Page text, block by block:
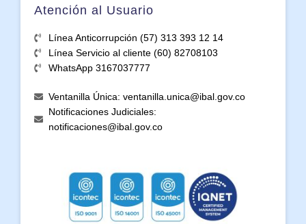
Atención al Usuario
Línea Anticorrupción (57) 313 393 12 14
Línea Servicio al cliente (60) 82708103
WhatsApp 3167037777
Ventanilla Única: ventanilla.unica@ibal.gov.co
Notificaciones Judiciales:
notificaciones@ibal.gov.co